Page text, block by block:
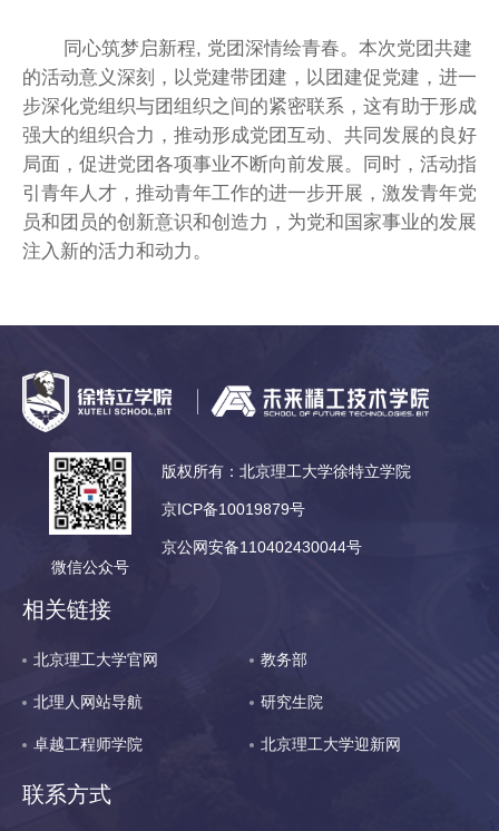
同心筑梦启新程, 党团深情绘青春。本次党团共建
的活动意义深刻，以党建带团建，以团建促党建，进一
步深化党组织与团组织之间的紧密联系，这有助于形成
强大的组织合力，推动形成党团互动、共同发展的良好
局面，促进党团各项事业不断向前发展。同时，活动指
引青年人才，推动青年工作的进一步开展，激发青年党
员和团员的创新意识和创造力，为党和国家事业的发展
注入新的活力和动力。
微信公众号
版权所有：北京理工大学徐特立学院
京ICP备10019879号
京公网安备110402430044号
相关链接
北京理工大学官网 教务部
北理人网站导航 研究生院
卓越工程师学院 北京理工大学迎新网
联系方式